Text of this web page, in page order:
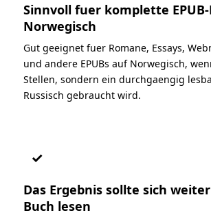
Sinnvoll fuer komplette
Norwegisch
Gut geeignet fuer Romane, Essays,
und andere EPUBs auf Norwegisch,
Stellen, sondern ein durchgaengig
Russisch gebraucht wird.
✓
Das Ergebnis sollte sich
Buch lesen